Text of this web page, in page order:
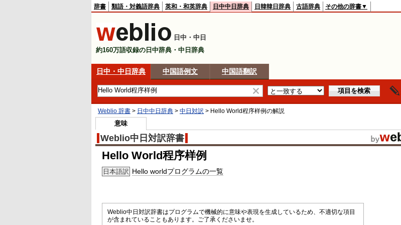
辞書 類語・対義語辞典 英和・和英辞典 日中中日辞典 日韓韓日辞典 古語辞典 その他の辞書▼
日中・中日
約160万語収録の日中辞典・中日辞典
日中・中日辞典 中国語例文 中国語翻訳
Weblio 辞書 > 日中中日辞典 > 中日対訳 > Hello World程序样例の解説
意味
Weblio中日対訳辞書
Hello World程序样例
日本語訳 Hello worldプログラムの一覧
Weblio中日対訳辞書はプログラムで機械的に意味や表現を生成しているため、不適切な項目
が含まれていることもあります。ご了承くださいませ。